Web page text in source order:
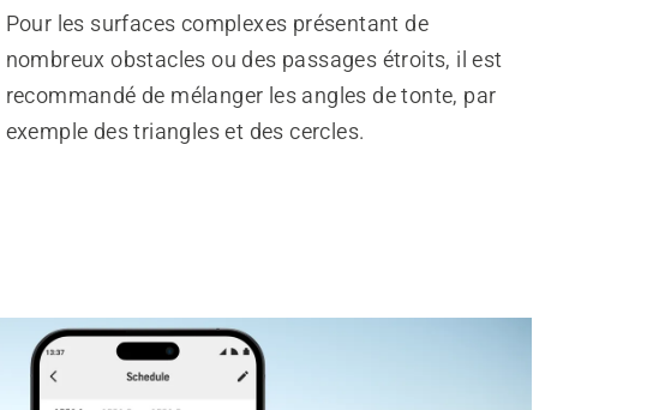
Pour les surfaces complexes présentant de
nombreux obstacles ou des passages étroits, il est
recommandé de mélanger les angles de tonte, par
exemple des triangles et des cercles.